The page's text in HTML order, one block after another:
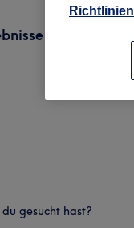
gesucht hast?
Richtlinien